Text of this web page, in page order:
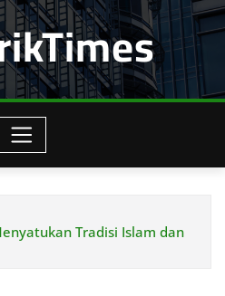
Tradisi Islam dan